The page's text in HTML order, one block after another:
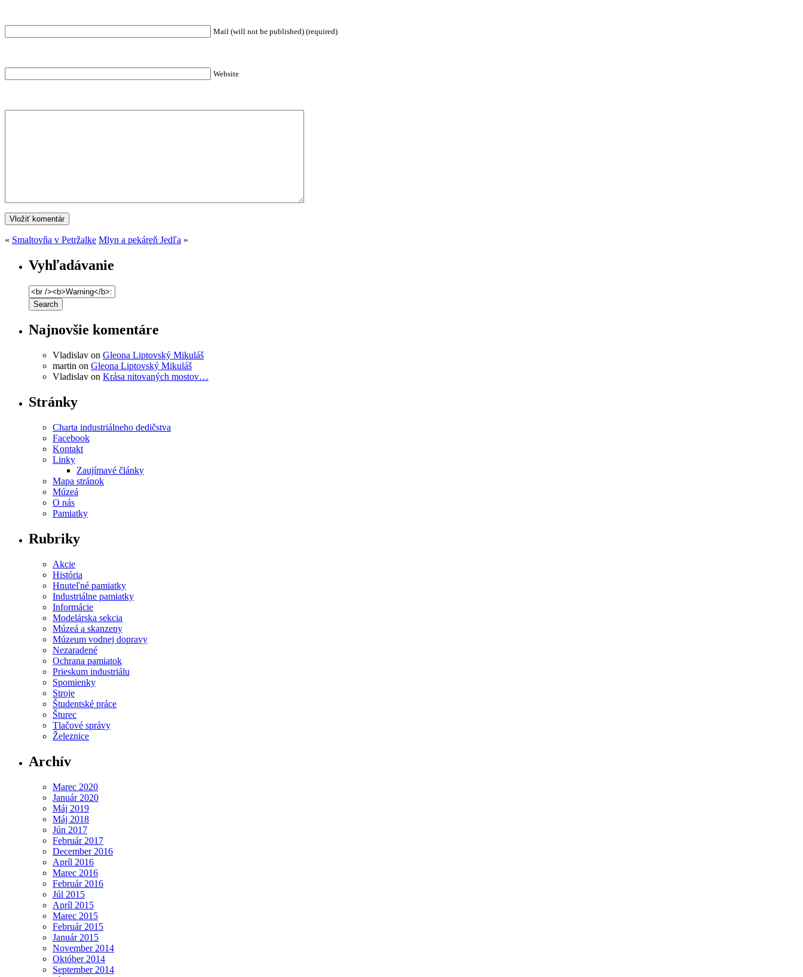
Mail (will not be published) (required)
Website
« Smaltovňa v Petržalke Mlyn a pekáreň Jedľa »
Vyhľadávanie
Najnovšie komentáre
Vladislav on Gleona Liptovský Mikuláš
martin on Gleona Liptovský Mikuláš
Vladislav on Krása nitovaných mostov…
Stránky
Charta industriálneho dedičstva
Facebook
Kontakt
Linky
Zaujímavé články
Mapa stránok
Múzeá
O nás
Pamiatky
Rubriky
Akcie
História
Hnuteľné pamiatky
Industriálne pamiatky
Informácie
Modelárska sekcia
Múzeá a skanzeny
Múzeum vodnej dopravy
Nezaradené
Ochrana pamiatok
Prieskum industriálu
Spomienky
Stroje
Študentské práce
Šturec
Tlačové správy
Železnice
Archív
Marec 2020
Január 2020
Máj 2019
Máj 2018
Jún 2017
Február 2017
December 2016
Apríl 2016
Marec 2016
Február 2016
Júl 2015
Apríl 2015
Marec 2015
Február 2015
Január 2015
November 2014
Október 2014
September 2014